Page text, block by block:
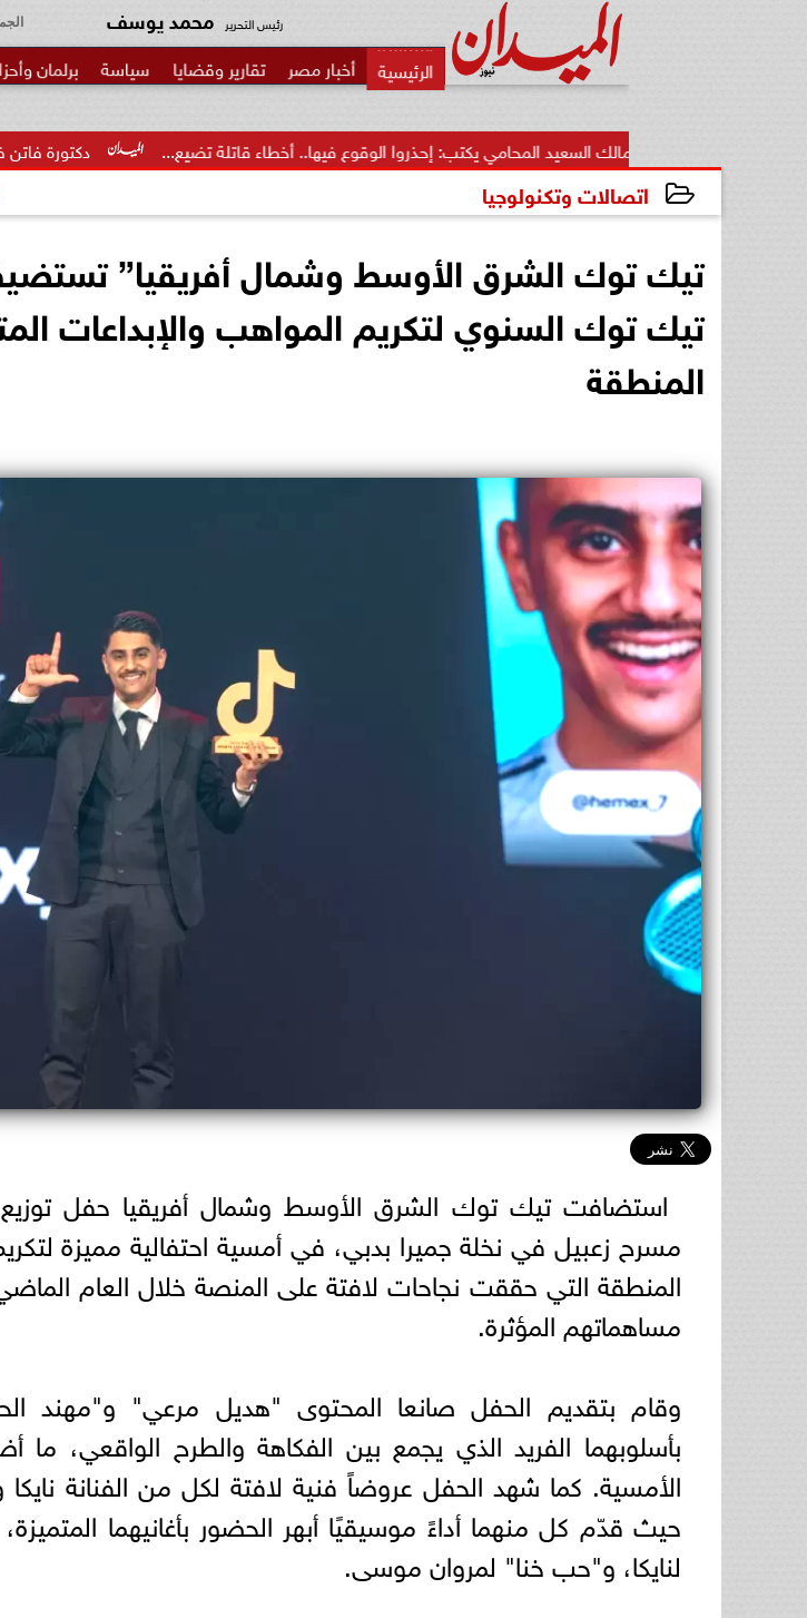
رئيس التحرير محمد يوسف
أخبار مصر تقارير وقضايا سياسة برلمان
دكتورة فاتن فتحي: تكتب مالك السعيد المحامي يكتب: إحذروا الوقوع فيها.. أخطاء قاتلة تضيع...
اتصالات وتكنولوجيا
تيك توك الشرق الأوسط وشمال أفريقيا”
تيك توك السنوي لتكريم المواهب والإبداعات
المنطقة
استضافت تيك توك الشرق الأوسط وشمال أفريقيا حفل
مسرح زعبيل في نخلة جميرا بدبي، في أمسية احتفالية مميزة
المنطقة التي حققت نجاحات لافتة على المنصة خلال العام
مساهماتهم المؤثرة.
وقام بتقديم الحفل صانعا المحتوى "هديل مرعي" و"مهند
بأسلوبهما الفريد الذي يجمع بين الفكاهة والطرح الواقعي،
الأمسية. كما شهد الحفل عروضاً فنية لافتة لكل من الفنانة
حيث قدّم كل منهما أداءً موسيقيًا أبهر الحضور بأغانيهما
لنايكا، و"حب خنا" لمروان موسى.